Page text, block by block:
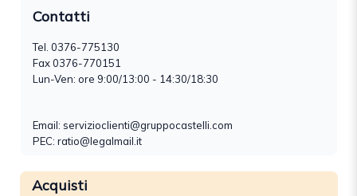
Contatti
Tel. 0376-775130
Fax 0376-770151
Lun-Ven: ore 9:00/13:00 - 14:30/18:30
Email: servizioclienti@gruppocastelli.com
PEC: ratio@legalmail.it
Acquisti